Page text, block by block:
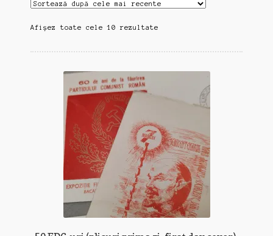
Afișez toate cele 10 rezultateSortat
cele
recente